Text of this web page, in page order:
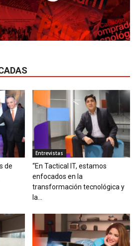
de
Entrevistas
“En Tactical IT, estamos
enfocados en la
transformación tecnológica y
la...